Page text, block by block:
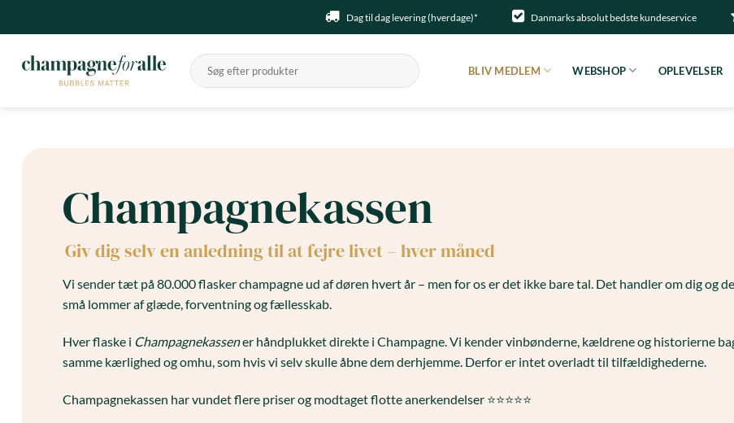
Dag til dag levering (hverdage)* Danmarks absolut bedste kundeservice
Søg
efter:
BLIV MEDLEM WEBSHOP OPLEVELSER
Champagnekassen
Giv dig selv en anledning til at fejre livet – hver måned
Vi sender tæt på 80.000 flasker champagne ud af døren hvert år – men for os er det ikke bare tal. Det handler om dig og
små lommer af glæde, forventning og fællesskab.
Hver flaske i Champagnekassener håndplukket direkte i Champagne. Vi kender vinbønderne, kældrene og historierne
samme kærlighed og omhu, som hvis vi selv skulle åbne dem derhjemme. Derfor er intet overladt til tilfældighederne.
Champagnekassen har vundet flere priser og modtaget flotte anerkendelser ⭐️⭐️⭐️⭐️⭐️